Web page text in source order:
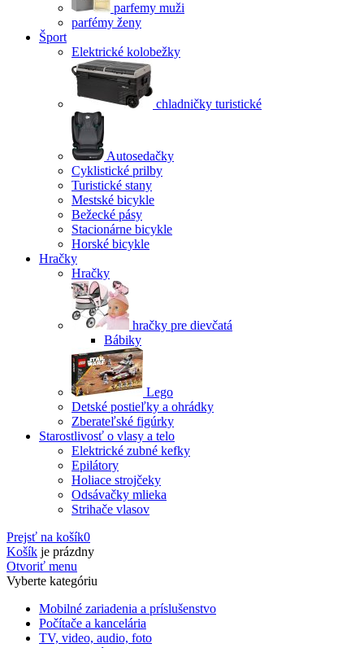
parfemy muži
parfémy ženy
Šport
Elektrické kolobežky
chladničky turistické
Autosedačky
Cyklistické prilby
Turistické stany
Mestské bicykle
Bežecké pásy
Stacionárne bicykle
Horské bicykle
Hračky
Hračky
hračky pre dievčatá
Bábiky
Lego
Detské postieľky a ohrádky
Zberateľské figúrky
Starostlivosť o vlasy a telo
Elektrické zubné kefky
Epilátory
Holiace strojčeky
Odsávačky mlieka
Strihače vlasov
Prejsť na košík0
Košík je prázdny
Otvoriť menu
Vyberte kategóriu
Mobilné zariadenia a príslušenstvo
Počítače a kancelária
TV, video, audio, foto